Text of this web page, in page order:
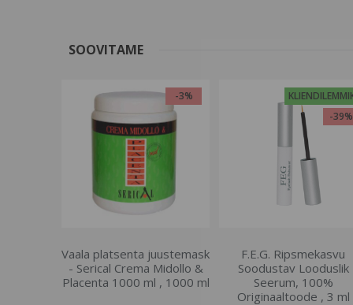
SOOVITAME
-3%
Vaala platsenta juustemask
- Serical Crema Midollo &
Placenta 1000 ml , 1000 ml
-39%
F.E.G. Ripsmekasvu
Soodustav Looduslik
Seerum, 100%
Originaaltoode , 3 ml